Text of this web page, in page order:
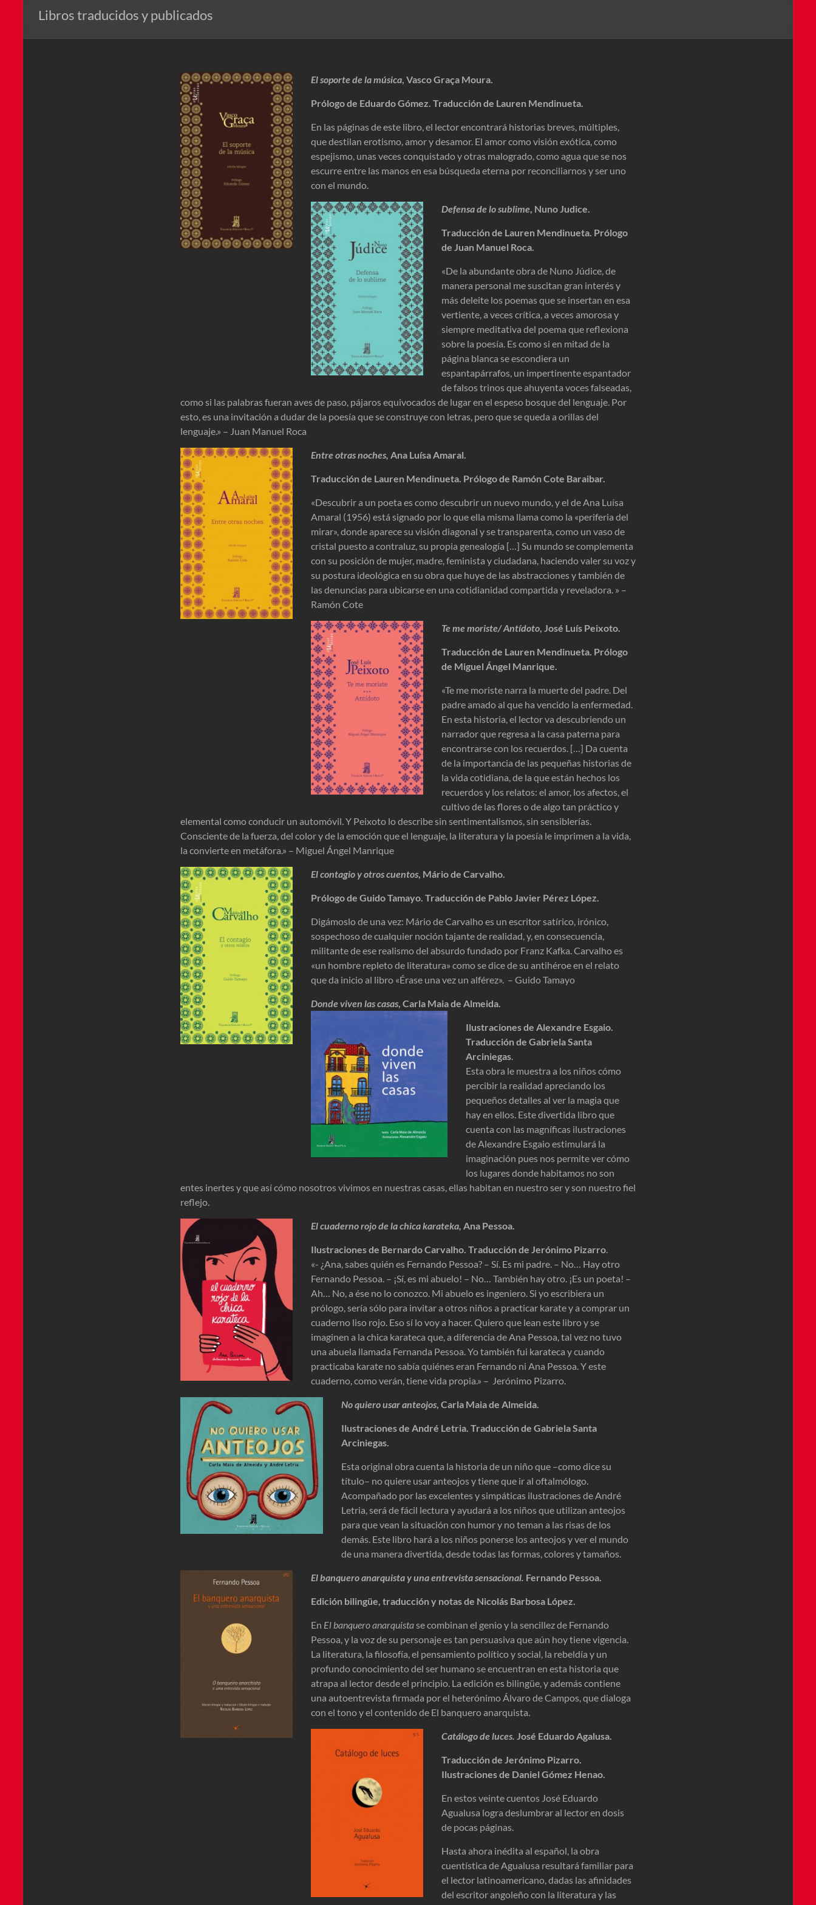
Libros traducidos y publicados
El soporte de la música , Vasco Graça Moura.
Prólogo de Eduardo Gómez. Traducción de Lauren Mendinueta.
En las páginas de este libro, el lector encontrará historias breves, múltiples,
que destilan erotismo, amor y desamor. El amor como visión exótica, como
espejismo, unas veces conquistado y otras malogrado, como agua que se nos
escurre entre las manos en esa búsqueda eterna por reconciliarnos y ser uno
con el mundo.
Defensa de lo sublime , Nuno Judice.
Traducción de Lauren Mendinueta. Prólogo
de Juan Manuel Roca.
«De la abundante obra de Nuno Júdice, de
manera personal me suscitan gran interés y
más deleite los poemas que se insertan en esa
vertiente, a veces crítica, a veces amorosa y
siempre meditativa del poema que reflexiona
sobre la poesía. Es como si en mitad de la
página blanca se escondiera un
espantapárrafos, un impertinente espantador
de falsos trinos que ahuyenta voces falseadas,
como si las palabras fueran aves de paso, pájaros equivocados de lugar en el espeso bosque del lenguaje. Por
esto, es una invitación a dudar de la poesía que se construye con letras, pero que se queda a orillas del
lenguaje.» – Juan Manuel Roca
Entre otras noches, Ana Luísa Amaral.
Traducción de Lauren Mendinueta. Prólogo de Ramón Cote Baraibar.
«Descubrir a un poeta es como descubrir un nuevo mundo, y el de Ana Luísa
Amaral (1956) está signado por lo que ella misma llama como la «periferia del
mirar», donde aparece su visión diagonal y se transparenta, como un vaso de
cristal puesto a contraluz, su propia genealogía […] Su mundo se complementa
con su posición de mujer, madre, feminista y ciudadana, haciendo valer su voz y
su postura ideológica en su obra que huye de las abstracciones y también de
las denuncias para ubicarse en una cotidianidad compartida y reveladora. » –
Ramón Cote
Te me moriste/ Antídoto , José Luís Peixoto.
Traducción de Lauren Mendinueta. Prólogo
de Miguel Ángel Manrique.
«Te me moriste narra la muerte del padre. Del
padre amado al que ha vencido la enfermedad.
En esta historia, el lector va descubriendo un
narrador que regresa a la casa paterna para
encontrarse con los recuerdos. […] Da cuenta
de la importancia de las pequeñas historias de
la vida cotidiana, de la que están hechos los
recuerdos y los relatos: el amor, los afectos, el
cultivo de las flores o de algo tan práctico y
elemental como conducir un automóvil. Y Peixoto lo describe sin sentimentalismos, sin sensiblerías.
Consciente de la fuerza, del color y de la emoción que el lenguaje, la literatura y la poesía le imprimen a la vida,
la convierte en metáfora.» – Miguel Ángel Manrique
El contagio y otros cuentos , Mário de Carvalho.
Prólogo de Guido Tamayo. Traducción de Pablo Javier Pérez López.
Digámoslo de una vez: Mário de Carvalho es un escritor satírico, irónico,
sospechoso de cualquier noción tajante de realidad, y, en consecuencia,
militante de ese realismo del absurdo fundado por Franz Kafka. Carvalho es
«un hombre repleto de literatura» como se dice de su antihéroe en el relato
que da inicio al libro «Érase una vez un alférez». – Guido Tamayo
Donde viven las casas , Carla Maia de Almeida.
Ilustraciones de Alexandre Esgaio.
Traducción de Gabriela Santa
Arciniegas
Esta obra le muestra a los niños cómo
percibir la realidad apreciando los
pequeños detalles al ver la magia que
hay en ellos. Este divertida libro que
cuenta con las magníficas ilustraciones
de Alexandre Esgaio estimulará la
imaginación pues nos permite ver cómo
los lugares donde habitamos no son
entes inertes y que así cómo nosotros vivimos en nuestras casas, ellas habitan en nuestro ser y son nuestro fiel
reflejo.
El cuaderno rojo de la chica karateka Ana Pessoa.
Ilustraciones de Bernardo Carvalho. Traducción de Jerónimo Pizarro
«- ¿Ana, sabes quién es Fernando Pessoa? – Sí. Es mi padre. – No… Hay otro
Fernando Pessoa. – ¡Sí, es mi abuelo! – No… También hay otro. ¡Es un poeta! –
Ah… No, a ése no lo conozco. Mi abuelo es ingeniero. Si yo escribiera un
prólogo, sería sólo para invitar a otros niños a practicar karate y a comprar un
cuaderno liso rojo. Eso sí lo voy a hacer. Quiero que lean este libro y se
imaginen a la chica karateca que, a diferencia de Ana Pessoa, tal vez no tuvo
una abuela llamada Fernanda Pessoa. Yo también fui karateca y cuando
practicaba karate no sabía quiénes eran Fernando ni Ana Pessoa. Y este
cuaderno, como verán, tiene vida propia.» – Jerónimo Pizarro.
No quiero usar anteojos , Carla Maia de Almeida.
Ilustraciones de André Letria. Traducción de Gabriela Santa
Arciniegas.
Esta original obra cuenta la historia de un niño que –como dice su
título– no quiere usar anteojos y tiene que ir al oftalmólogo.
Acompañado por las excelentes y simpáticas ilustraciones de André
Letria, será de fácil lectura y ayudará a los niños que utilizan anteojos
para que vean la situación con humor y no teman a las risas de los
demás. Este libro hará a los niños ponerse los anteojos y ver el mundo
de una manera divertida, desde todas las formas, colores y tamaños.
El banquero anarquista y una entrevista sensacional Fernando Pessoa.
Edición bilingüe, traducción y notas de Nicolás Barbosa López.
En El banquero anarquistase combinan el genio y la sencillez de Fernando
Pessoa, y la voz de su personaje es tan persuasiva que aún hoy tiene vigencia.
La literatura, la filosofía, el pensamiento político y social, la rebeldía y un
profundo conocimiento del ser humano se encuentran en esta historia que
atrapa al lector desde el principio. La edición es bilingüe, y además contiene
una autoentrevista firmada por el heterónimo Álvaro de Campos, que dialoga
con el tono y el contenido de El banquero anarquista.
Catálogo de luces. José Eduardo Agalusa.
Traducción de Jerónimo Pizarro.
Ilustraciones de Daniel Gómez Henao.
En estos veinte cuentos José Eduardo
Agualusa logra deslumbrar al lector en dosis
de pocas páginas.
Hasta ahora inédita al español, la obra
cuentística de Agualusa resultará familiar para
el lector latinoamericano, dadas las afinidades
del escritor angoleño con la literatura y las